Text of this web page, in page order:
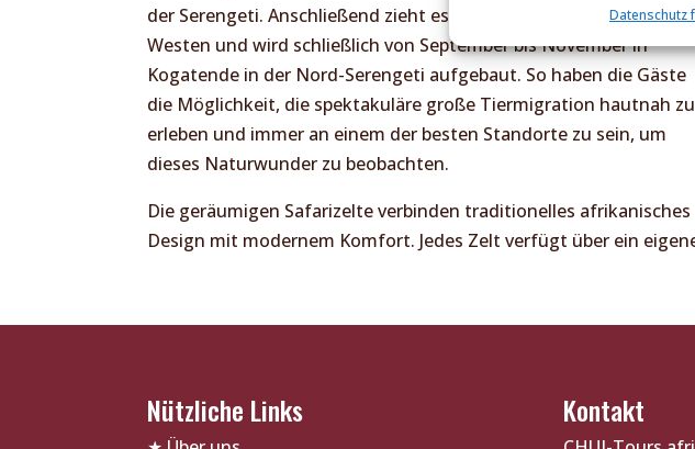
Datenschutz
der Serengeti. Anschließend zieht es weiter nach Grumeti im
Westen und wird schließlich von September bis November in
Kogatende in der Nord-Serengeti aufgebaut. So haben die Gäste
die Möglichkeit, die spektakuläre große Tiermigration hautnah zu
erleben und immer an einem der besten Standorte zu sein, um
dieses Naturwunder zu beobachten.
Die geräumigen Safarizelte verbinden traditionelles afrikanisches
Design mit modernem Komfort. Jedes Zelt verfügt über ein
Nützliche Links Kontakt